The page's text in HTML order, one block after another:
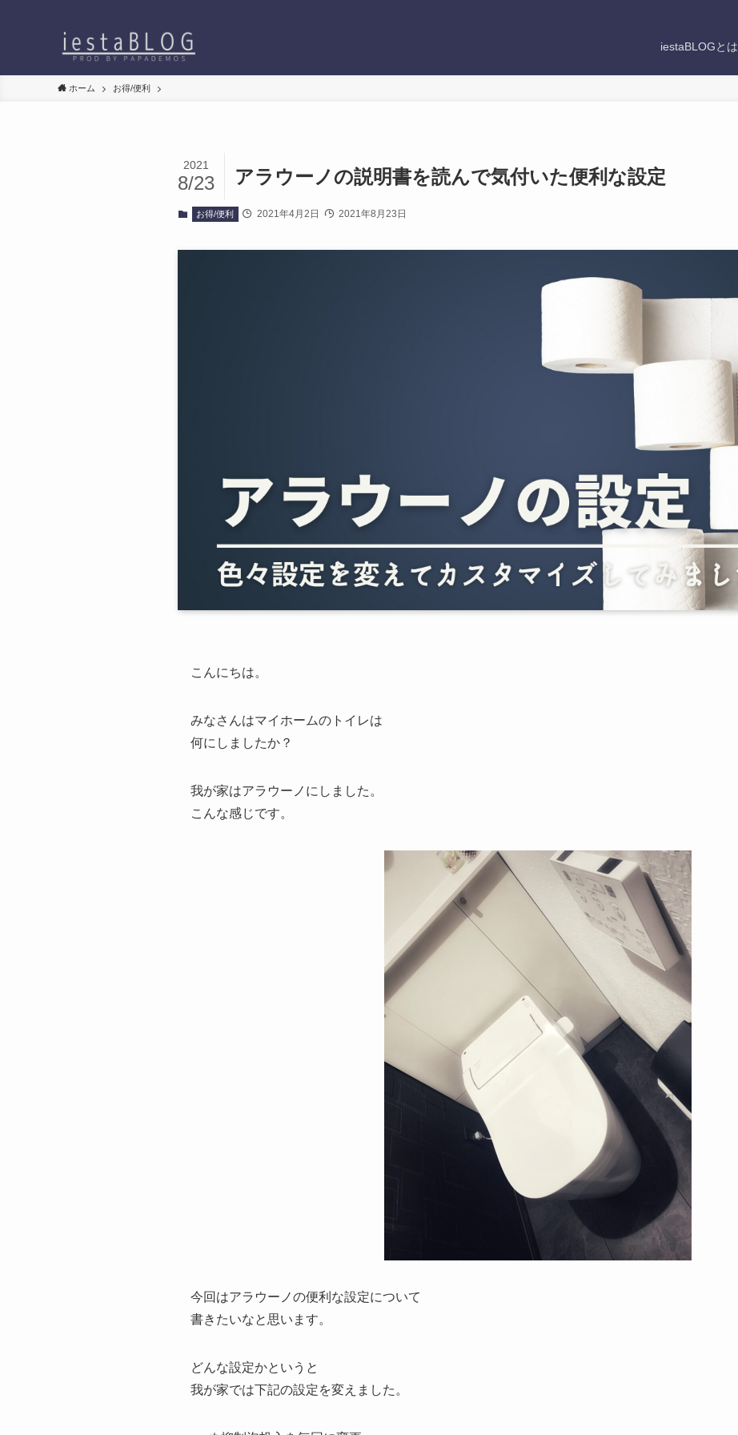
iestaBLOGとは
ホーム お得/便利
アラウーノの説明書を読んで気付いた便利な設定
2021
8/23
お得/便利 2021年4月2日 2021年8月23日
こんにちは。
みなさんはマイホームのトイレは
何にしましたか？
我が家はアラウーノにしました。
こんな感じです。
今回はアラウーノの便利な設定について
書きたいなと思います。
どんな設定かというと
我が家では下記の設定を変えました。